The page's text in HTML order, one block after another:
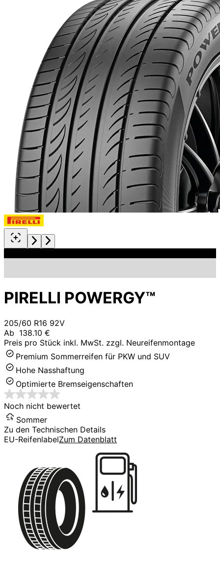
PIRELLI POWERGY™
205/60 R16 92V
Ab 138.10 €
Preis pro Stück inkl. MwSt. zzgl. Neureifenmontage
Premium Sommerreifen für PKW und SUV
Hohe Nasshaftung
Optimierte Bremseigenschaften
Noch nicht bewertet
Sommer
Zu den Technischen Details
EU-ReifenlabelZum Datenblatt